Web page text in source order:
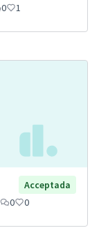
0 1
Acceptada
0 0